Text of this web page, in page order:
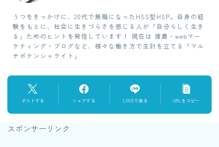
うつをきっかけに、20代で無職になったHSS型HSP。自身の経
験をもとに、社会に生きづらさを感じる人が「自分らしく生き
る」ためのヒントを発信しています！ 現在は 援農・webマー
ケティング・ブログなど、様々な働き方で生計を立てる「マル
チポテンシャライト」
ポストする シェアする LINEで送る URLをコピー
スポンサーリンク